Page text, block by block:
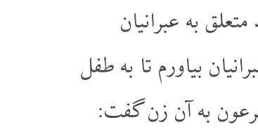
به عبرانیان
بیاورم تا به طفل
به آن زن گفت: